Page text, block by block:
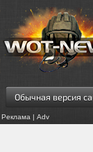
Обычная версия
Реклама | Adv